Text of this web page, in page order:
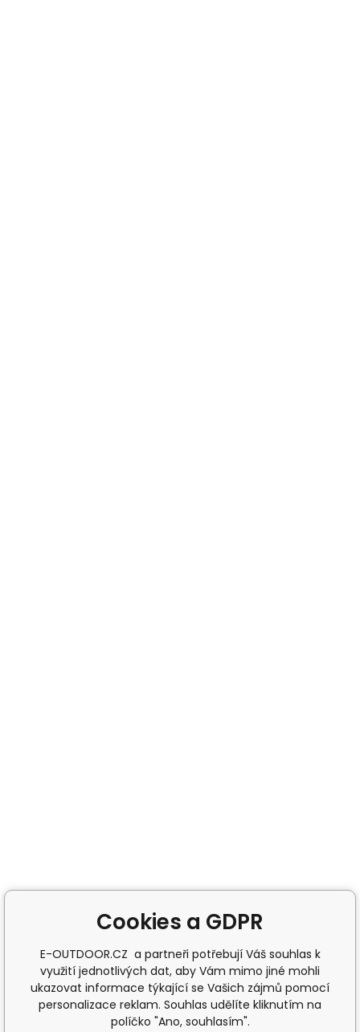
Cookies a GDPR
E-OUTDOOR.CZ a partneři potřebují Váš souhlas k
využití jednotlivých dat, aby Vám mimo jiné mohli
ukazovat informace týkající se Vašich zájmů pomocí
personalizace reklam. Souhlas udělíte kliknutím na
políčko "Ano, souhlasím".